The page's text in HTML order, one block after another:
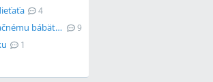
4
Preplach očného kanálika mesačnému bábätku 9
1